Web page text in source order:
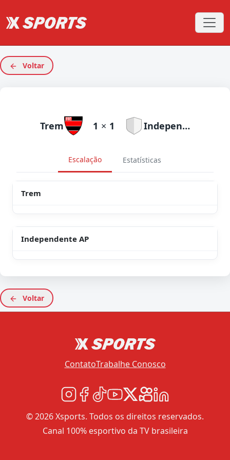
Voltar
Trem 1 × 1 Independente AP
Escalação Estatísticas
Trem
Independente AP
Voltar
ContatoTrabalhe Conosco
© 2026 Xsports. Todos os direitos reservados.
Canal 100% esportivo da TV brasileira